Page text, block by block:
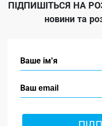
ПІДПИШІТЬСЯ НА
новини та